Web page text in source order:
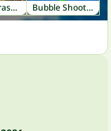
Offroad Crash Climber 4X4 Bubble Shooter: Pirate Treasures